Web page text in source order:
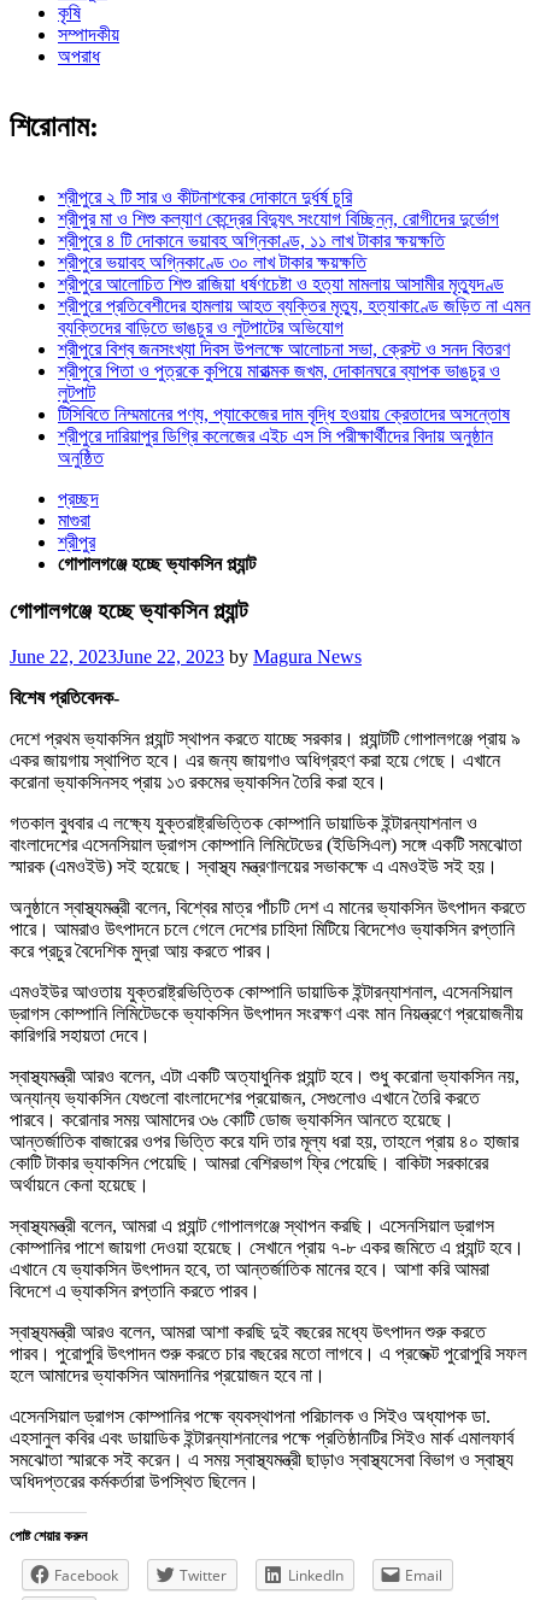
কৃষি
সম্পাদকীয়
অপরাধ
শিরোনাম:
শ্রীপুরে ২ টি সার ও কীটনাশকের দোকানে দুর্ধর্ষ চুরি
শ্রীপুর মা ও শিশু কল্যাণ কেন্দ্রের বিদ্যুৎ সংযোগ বিচ্ছিন্ন, রোগীদের দুর্ভোগ
শ্রীপুরে ৪ টি দোকানে ভয়াবহ অগ্নিকাণ্ড, ১১ লাখ টাকার ক্ষয়ক্ষতি
শ্রীপুরে ভয়াবহ অগ্নিকাণ্ডে ৩০ লাখ টাকার ক্ষয়ক্ষতি
শ্রীপুরে আলোচিত শিশু রাজিয়া ধর্ষণচেষ্টা ও হত্যা মামলায় আসামীর মৃত্যুদণ্ড
শ্রীপুরে প্রতিবেশীদের হামলায় আহত ব্যক্তির মৃত্যু, হত্যাকাণ্ডে জড়িত না এমন
ব্যক্তিদের বাড়িতে ভাঙচুর ও লুটপাটের অভিযোগ
শ্রীপুরে বিশ্ব জনসংখ্যা দিবস উপলক্ষে আলোচনা সভা, ক্রেস্ট ও সনদ বিতরণ
শ্রীপুরে পিতা ও পুত্রকে কুপিয়ে মারাত্মক জখম, দোকানঘরে ব্যাপক ভাঙচুর ও
লুটপাট
টিসিবিতে নিম্মমানের পণ্য, প্যাকেজের দাম বৃদ্ধি হওয়ায় ক্রেতাদের অসন্তোষ
শ্রীপুরে দারিয়াপুর ডিগ্রি কলেজের এইচ এস সি পরীক্ষার্থীদের বিদায় অনুষ্ঠান
অনুষ্ঠিত
প্রচ্ছদ
মাগুরা
শ্রীপুর
গোপালগঞ্জে হচ্ছে ভ্যাকসিন প্ল্যান্ট
গোপালগঞ্জে হচ্ছে ভ্যাকসিন প্ল্যান্ট
Posted
June 22, 2023June 22, 2023 by Magura News
বিশেষ প্রতিবেদক-
দেশে প্রথম ভ্যাকসিন প্ল্যান্ট স্থাপন করতে যাচ্ছে সরকার। প্ল্যান্টটি গোপালগঞ্জে প্রায় ৯
একর জায়গায় স্থাপিত হবে। এর জন্য জায়গাও অধিগ্রহণ করা হয়ে গেছে। এখানে
করোনা ভ্যাকসিনসহ প্রায় ১৩ রকমের ভ্যাকসিন তৈরি করা হবে।
গতকাল বুধবার এ লক্ষ্যে যুক্তরাষ্ট্রভিত্তিক কোম্পানি ডায়াডিক ইন্টারন্যাশনাল ও
বাংলাদেশের এসেনসিয়াল ড্রাগস কোম্পানি লিমিটেডের (ইডিসিএল) সঙ্গে একটি সমঝোতা
স্মারক (এমওইউ) সই হয়েছে। স্বাস্থ্য মন্ত্রণালয়ের সভাকক্ষে এ এমওইউ সই হয়।
অনুষ্ঠানে স্বাস্থ্যমন্ত্রী বলেন, বিশ্বের মাত্র পাঁচটি দেশ এ মানের ভ্যাকসিন উৎপাদন করতে
পারে। আমরাও উৎপাদনে চলে গেলে দেশের চাহিদা মিটিয়ে বিদেশেও ভ্যাকসিন রপ্তানি
করে প্রচুর বৈদেশিক মুদ্রা আয় করতে পারব।
এমওইউর আওতায় যুক্তরাষ্ট্রভিত্তিক কোম্পানি ডায়াডিক ইন্টারন্যাশনাল, এসেনসিয়াল
ড্রাগস কোম্পানি লিমিটেডকে ভ্যাকসিন উৎপাদন সংরক্ষণ এবং মান নিয়ন্ত্রণে প্রয়োজনীয়
কারিগরি সহায়তা দেবে।
স্বাস্থ্যমন্ত্রী আরও বলেন, এটা একটি অত্যাধুনিক প্ল্যান্ট হবে। শুধু করোনা ভ্যাকসিন নয়,
অন্যান্য ভ্যাকসিন যেগুলো বাংলাদেশের প্রয়োজন, সেগুলোও এখানে তৈরি করতে
পারবে। করোনার সময় আমাদের ৩৬ কোটি ডোজ ভ্যাকসিন আনতে হয়েছে।
আন্তর্জাতিক বাজারের ওপর ভিত্তি করে যদি তার মূল্য ধরা হয়, তাহলে প্রায় ৪০ হাজার
কোটি টাকার ভ্যাকসিন পেয়েছি। আমরা বেশিরভাগ ফ্রি পেয়েছি। বাকিটা সরকারের
অর্থায়নে কেনা হয়েছে।
স্বাস্থ্যমন্ত্রী বলেন, আমরা এ প্ল্যান্ট গোপালগঞ্জে স্থাপন করছি। এসেনসিয়াল ড্রাগস
কোম্পানির পাশে জায়গা দেওয়া হয়েছে। সেখানে প্রায় ৭-৮ একর জমিতে এ প্ল্যান্ট হবে।
এখানে যে ভ্যাকসিন উৎপাদন হবে, তা আন্তর্জাতিক মানের হবে। আশা করি আমরা
বিদেশে এ ভ্যাকসিন রপ্তানি করতে পারব।
স্বাস্থ্যমন্ত্রী আরও বলেন, আমরা আশা করছি দুই বছরের মধ্যে উৎপাদন শুরু করতে
পারব। পুরোপুরি উৎপাদন শুরু করতে চার বছরের মতো লাগবে। এ প্রজেক্ট পুরোপুরি সফল
হলে আমাদের ভ্যাকসিন আমদানির প্রয়োজন হবে না।
এসেনসিয়াল ড্রাগস কোম্পানির পক্ষে ব্যবস্থাপনা পরিচালক ও সিইও অধ্যাপক ডা.
এহসানুল কবির এবং ডায়াডিক ইন্টারন্যাশনালের পক্ষে প্রতিষ্ঠানটির সিইও মার্ক এমালফার্ব
সমঝোতা স্মারকে সই করেন। এ সময় স্বাস্থ্যমন্ত্রী ছাড়াও স্বাস্থ্যসেবা বিভাগ ও স্বাস্থ্য
অধিদপ্তরের কর্মকর্তারা উপস্থিত ছিলেন।
পোষ্ট শেয়ার করুন
Facebook Twitter LinkedIn Email